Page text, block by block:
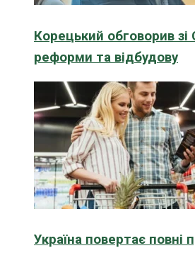
Корецький обговорив
реформи та відбудову
Україна повертає повні